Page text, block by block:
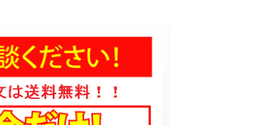
印の通販